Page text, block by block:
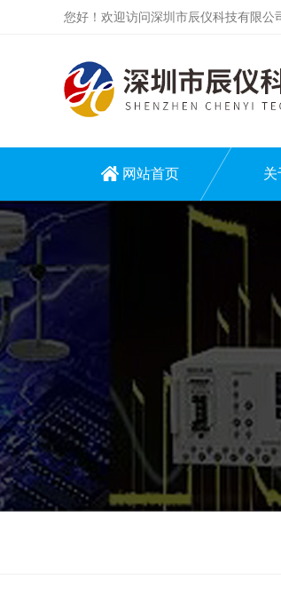
您好！欢迎访问深圳市辰仪科技有限公
网站首页 关